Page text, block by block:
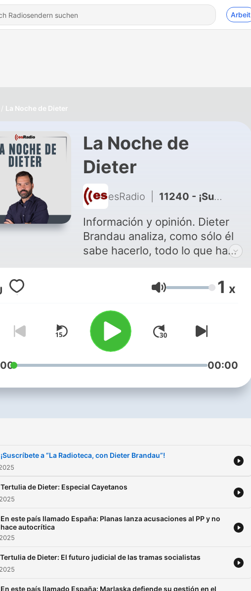
Arbeit
La Noche de Dieter
La Noche de
Dieter
esRadio 11240 - ¡Suscríbete a “La Radioteca, con Dieter Brandau”!
Información y opinión. Dieter
Brandau analiza, como sólo él
sabe hacerlo, todo lo que ha
ocurrido durante el día con el
mejor resumen de la radio, las
claves, los sonidos y los
protagonistas del día. Además,
el mejor análisis con nuestros
cronistas, contertulios y
expertos, sin olvidarnos de la
participación de los oyentes,
programa.
Lautstärke 1 x
00:00
¡Suscríbete a “La Radioteca, con Dieter Brandau”!
Tertulia de Dieter: Especial Cayetanos
En este país llamado España: Planas lanza acusaciones al PP y no
hace autocrítica
Tertulia de Dieter: El futuro judicial de las tramas socialistas
En este país llamado España: Marlaska defiende su gestión en el